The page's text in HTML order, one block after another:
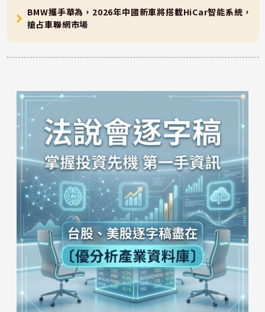
BMW攜手華為，2026年中國新車將搭載HiCar智能系統，
搶占車聯網市場